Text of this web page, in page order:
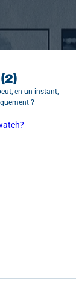
en un instant,
?